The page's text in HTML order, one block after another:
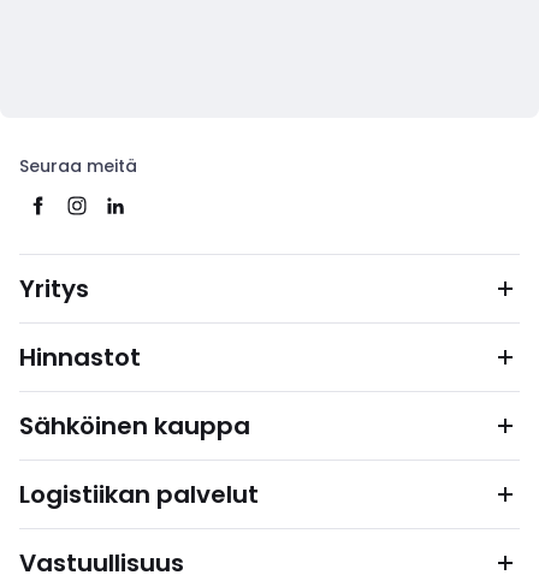
Seuraa meitä
Yritys
Hinnastot
Sähköinen kauppa
Logistiikan palvelut
Vastuullisuus